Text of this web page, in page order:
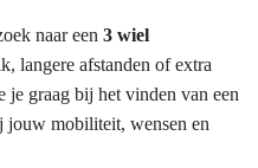
naar een 3 wiel
langere afstanden of extra
je graag bij het vinden van een
jouw mobiliteit, wensen en